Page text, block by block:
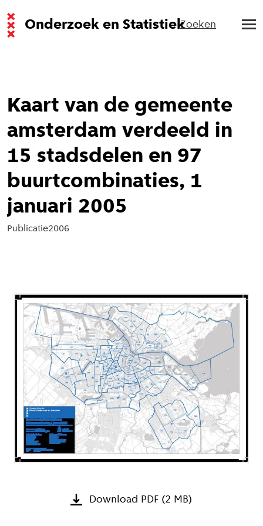
Onderzoek en StatistiekZoeken
Kaart van de gemeente
amsterdam verdeeld in
15 stadsdelen en 97
buurtcombinaties, 1
januari 2005
Publicatie2006
Download PDF (2 MB)